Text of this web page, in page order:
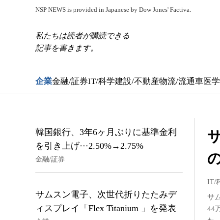
NSP NEWS is provided in Japanese by Dow Jones' Factiva.
私たちは読者が購読できる
記事を書きます。
企業金融/証券IT/科学建設/不動産物流/流通車医
IT/
サ
44
韓国銀行、3年6ヶ月ぶりに基準金利
を引き上げ···2.50%→2.75%
金融/証券
サムスン電子、次世代折りたたみデ
ィスプレイ「Flex Titanium 」を発表